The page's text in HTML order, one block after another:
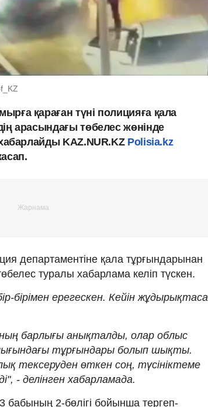
қараған түні полицияға қала
арасындағы төбелес жөнінде
KAZ.NUR.KZ Polisia.kz
департаментіне қала тұрғындарынан
туралы хабарлама келіп түскен.
бірімен ерегескен. Кейін жұдырықтаса
барлығы анықталды, олар облыс
тұрғындары болып шықты.
тексеруден өткен соң, түсініктеме
- делінген хабарламада.
2-бөлігі бойынша тергеп-